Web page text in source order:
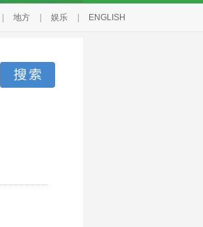
地方 娱乐 ENGLISH